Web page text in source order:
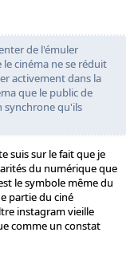
de l'émuler
cinéma ne se réduit
activement dans la
que le public de
synchrone qu'ils
suis sur le fait que je
du numérique que
le symbole même du
partie du ciné
instagram vieille
comme un constat